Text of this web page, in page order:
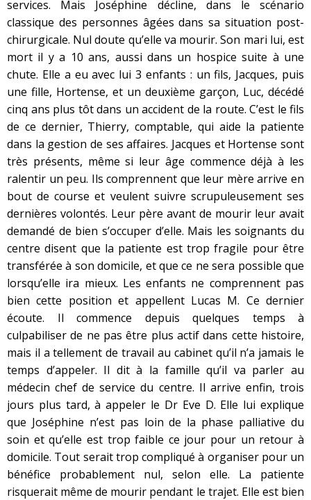
services. Mais Joséphine décline, dans le scénario
classique des personnes âgées dans sa situation post-
chirurgicale. Nul doute qu’elle va mourir. Son mari lui, est
mort il y a 10 ans, aussi dans un hospice suite à une
chute. Elle a eu avec lui 3 enfants : un fils, Jacques, puis
une fille, Hortense, et un deuxième garçon, Luc, décédé
cinq ans plus tôt dans un accident de la route. C’est le fils
de ce dernier, Thierry, comptable, qui aide la patiente
dans la gestion de ses affaires. Jacques et Hortense sont
très présents, même si leur âge commence déjà à les
ralentir un peu. Ils comprennent que leur mère arrive en
bout de course et veulent suivre scrupuleusement ses
dernières volontés. Leur père avant de mourir leur avait
demandé de bien s’occuper d’elle. Mais les soignants du
centre disent que la patiente est trop fragile pour être
transférée à son domicile, et que ce ne sera possible que
lorsqu’elle ira mieux. Les enfants ne comprennent pas
bien cette position et appellent Lucas M. Ce dernier
écoute. Il commence depuis quelques temps à
culpabiliser de ne pas être plus actif dans cette histoire,
mais il a tellement de travail au cabinet qu’il n’a jamais le
temps d’appeler. Il dit à la famille qu’il va parler au
médecin chef de service du centre. Il arrive enfin, trois
jours plus tard, à appeler le Dr Eve D. Elle lui explique
que Joséphine n’est pas loin de la phase palliative du
soin et qu’elle est trop faible ce jour pour un retour à
domicile. Tout serait trop compliqué à organiser pour un
bénéfice probablement nul, selon elle. La patiente
risquerait même de mourir pendant le trajet. Elle est bien